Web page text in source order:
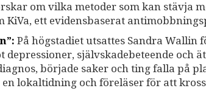
om vilka metoder som kan stävja
ett evidensbaserat
På högstadiet utsattes Sandra Wallin
självskadebeteende och
började saker och ting falla på
lokaltidning och föreläser för att